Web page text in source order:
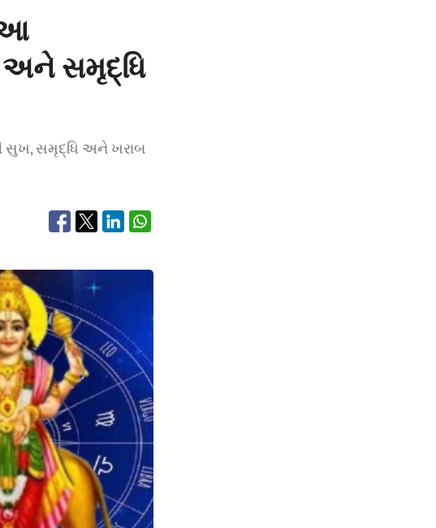
આ
અને સમૃદ્ધિ
સુખ, સમૃદ્ધિ અને ખરાબ